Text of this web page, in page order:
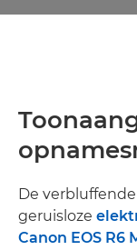
De
geruisloze
Canon EOS R6